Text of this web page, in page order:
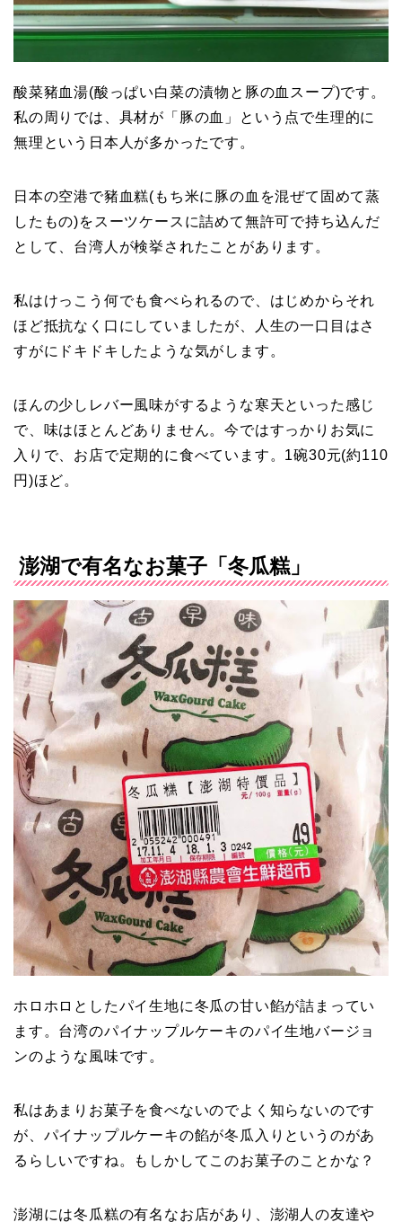
酸菜豬血湯(酸っぱい白菜の漬物と豚の血スープ)です。
私の周りでは、具材が「豚の血」という点で生理的に
無理という日本人が多かったです。
日本の空港で豬血糕(もち米に豚の血を混ぜて固めて蒸
したもの)をスーツケースに詰めて無許可で持ち込んだ
として、台湾人が検挙されたことがあります。
私はけっこう何でも食べられるので、はじめからそれ
ほど抵抗なく口にしていましたが、人生の一口目はさ
すがにドキドキしたような気がします。
ほんの少しレバー風味がするような寒天といった感じ
で、味はほとんどありません。今ではすっかりお気に
入りで、お店で定期的に食べています。1碗30元(約110
円)ほど。
澎湖で有名なお菓子「冬瓜糕」
ホロホロとしたパイ生地に冬瓜の甘い餡が詰まってい
ます。台湾のパイナップルケーキのパイ生地バージョ
ンのような風味です。
私はあまりお菓子を食べないのでよく知らないのです
が、パイナップルケーキの餡が冬瓜入りというのがあ
るらしいですね。もしかしてこのお菓子のことかな？
澎湖には冬瓜糕の有名なお店があり、澎湖人の友達や